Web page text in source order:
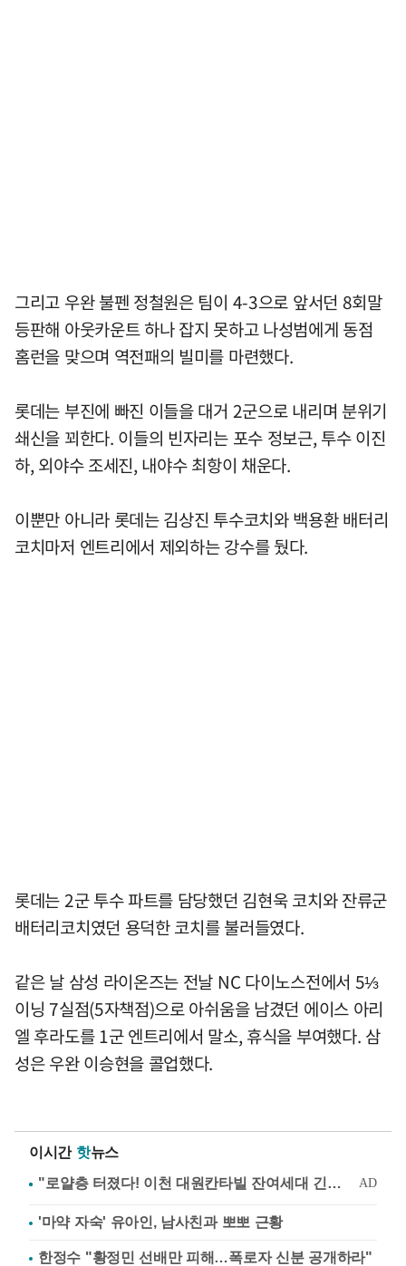
그리고 우완 불펜 정철원은 팀이 4-3으로 앞서던 8회말
등판해 아웃카운트 하나 잡지 못하고 나성범에게 동점
홈런을 맞으며 역전패의 빌미를 마련했다.
롯데는 부진에 빠진 이들을 대거 2군으로 내리며 분위기
쇄신을 꾀한다. 이들의 빈자리는 포수 정보근, 투수 이진
하, 외야수 조세진, 내야수 최항이 채운다.
이뿐만 아니라 롯데는 김상진 투수코치와 백용환 배터리
코치마저 엔트리에서 제외하는 강수를 뒀다.
롯데는 2군 투수 파트를 담당했던 김현욱 코치와 잔류군
배터리코치였던 용덕한 코치를 불러들였다.
같은 날 삼성 라이온즈는 전날 NC 다이노스전에서 5⅓
이닝 7실점(5자책점)으로 아쉬움을 남겼던 에이스 아리
엘 후라도를 1군 엔트리에서 말소, 휴식을 부여했다. 삼
성은 우완 이승현을 콜업했다.
이시간 핫뉴스
'마약 자숙' 유아인, 남사친과 뽀뽀 근황
한정수 "황정민 선배만 피해…폭로자 신분 공개하라"